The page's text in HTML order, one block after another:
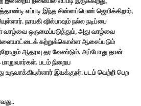
எப்படி இந்த சின்னப்பெண் ஜெயிக்கிறார்,
நாயகி ஷில்பாவும் நல்ல நடிப்பை
வாழ்வை ஒருமைப்படுத்தும், அது வாழ்வை
கற்றுக்கொள்ள ஆசைப்படும்
ஆதரவு தர வேண்டும். அப்போது தான்
படம் நிறைய
இயக்குநர். படம் வெற்றி பெற